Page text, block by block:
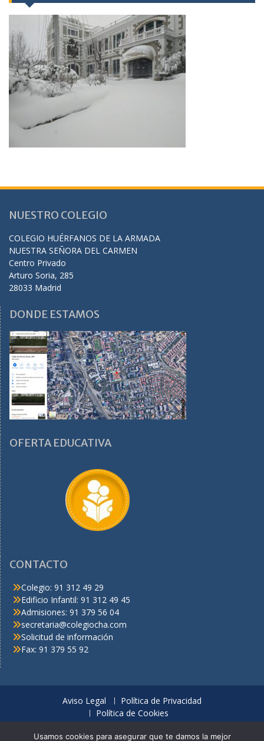
NUESTRO COLEGIO
COLEGIO HUÉRFANOS DE LA ARMADA
NUESTRA SEÑORA DEL CARMEN
Centro Privado
Arturo Soria, 285
28033 Madrid
DONDE ESTAMOS
OFERTA EDUCATIVA
CONTACTO
Colegio: 91 312 49 29
Edificio Infantil: 91 312 49 45
Admisiones: 91 379 56 04
secretaria@colegiocha.com
Solicitud de información
Fax: 91 379 55 92
Aviso Legal
Política de Privacidad
Política de Cookies
Usamos cookies para asegurar que te damos la mejor